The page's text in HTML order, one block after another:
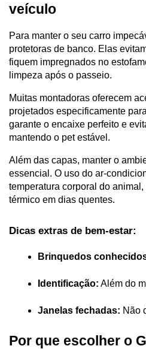
veículo
Para manter o seu carro
protetoras de banco. Elas
fiquem impregnados no
limpeza após o passeio.
Muitas montadoras oferecem
projetados especificamente
garante o encaixe perfeito e
mantendo o pet estável.
Além das capas, manter o
essencial. O uso do ar-
temperatura corporal do
térmico em dias quentes.
Dicas extras de bem-estar:
Brinquedos
Identificação: Além do
Janelas fechadas: Não
Por que escolher o